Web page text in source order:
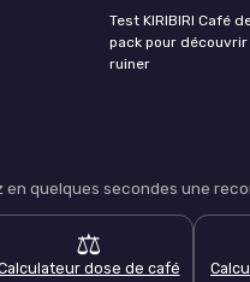
Test KIRIBIRI Café
pack pour
ruiner
quelques secondes une
⚖️
dose de café